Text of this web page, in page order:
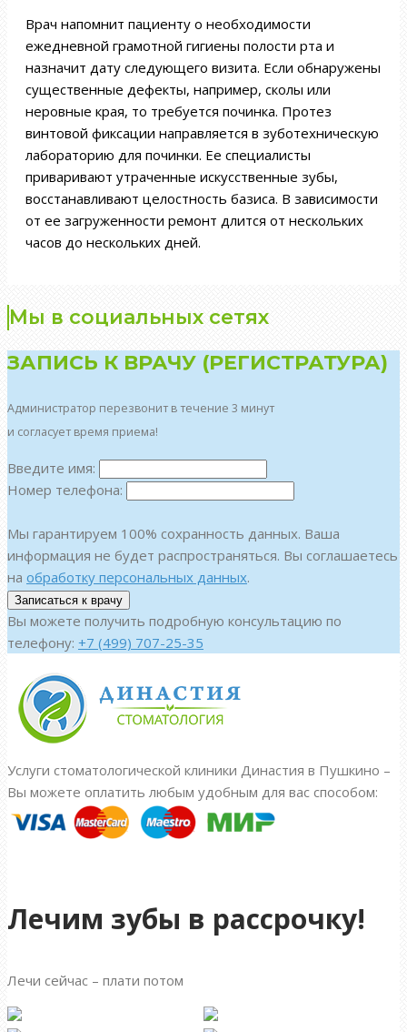
Врач напомнит пациенту о необходимости
ежедневной грамотной гигиены полости рта и
назначит дату следующего визита. Если обнаружены
существенные дефекты, например, сколы или
неровные края, то требуется починка. Протез
винтовой фиксации направляется в зуботехническую
лабораторию для починки. Ее специалисты
приваривают утраченные искусственные зубы,
восстанавливают целостность базиса. В зависимости
от ее загруженности ремонт длится от нескольких
часов до нескольких дней.
Мы в социальных сетях
ЗАПИСЬ К ВРАЧУ (РЕГИСТРАТУРА)
Администратор перезвонит в течение 3 минут
и согласует время приема!
Введите имя:
Номер телефона:
Мы гарантируем 100% сохранность данных. Ваша
информация не будет распространяться. Вы соглашаетесь
на обработку персональных данных.
Вы можете получить подробную консультацию по
телефону: +7 (499) 707-25-35
Услуги стоматологической клиники Династия в Пушкино –
Вы можете оплатить любым удобным для вас способом:
Лечим зубы в рассрочку!
Лечи сейчас – плати потом